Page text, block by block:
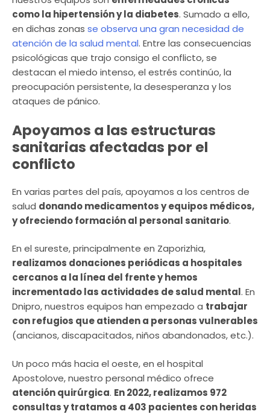
como la hipertensión y la diabetes. Sumado a ello,
en dichas zonas se observa una gran necesidad de
atención de la salud mental. Entre las consecuencias
psicológicas que trajo consigo el conflicto, se
destacan el miedo intenso, el estrés continúo, la
preocupación persistente, la desesperanza y los
ataques de pánico.
Apoyamos a las estructuras
sanitarias afectadas por el
conflicto
En varias partes del país, apoyamos a los centros de
salud donando medicamentos y equipos médicos,
y ofreciendo formación al personal sanitario.
En el sureste, principalmente en Zaporizhia,
realizamos donaciones periódicas a hospitales
cercanos a la línea del frente y hemos
incrementado las actividades de salud mental. En
Dnipro, nuestros equipos han empezado a trabajar
con refugios que atienden a personas vulnerables
(ancianos, discapacitados, niños abandonados, etc.).
Un poco más hacia el oeste, en el hospital
Apostolove, nuestro personal médico ofrece
atención quirúrgica. En 2022, realizamos 972
consultas y tratamos a 403 pacientes con heridas